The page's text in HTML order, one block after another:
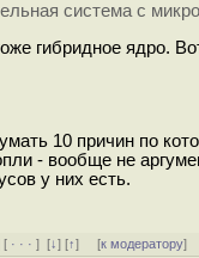
система с
гибридное ядро.
10 причин по
- вообще не
у них есть.
[ · · ·][↓] [↑] [к модератору]